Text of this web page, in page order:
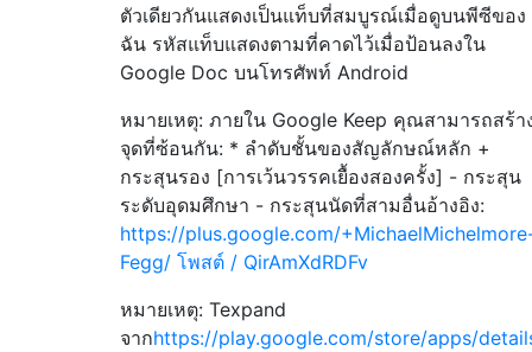
ตัวเดียวกันแสดงเป็นแท็บที่สมบูรณ์เมื่อดูบนพีซีของ
ฉัน รหัสแท็บแสดงตามที่คาดไว้เมื่อป้อนลงใน
Google Doc บนโทรศัพท์ Android
หมายเหตุ: ภายใน Google Keep คุณสามารถสร้า
จุดที่ซ้อนกัน: * ลำดับชั้นของสัญลักษณ์หลัก +
กระสุนรอง [การเว้นวรรคเยื้องสองครั้ง] - กระสุน
ระดับอุดมศึกษา - กระสุนนัดที่สามอื่นอ้างอิง:
https://plus.google.com/
Fegg/ โพสต์ / QirAmXdRDFv
หมายเหตุ: Texpand
จากhttps://play.google.com/store/apps/